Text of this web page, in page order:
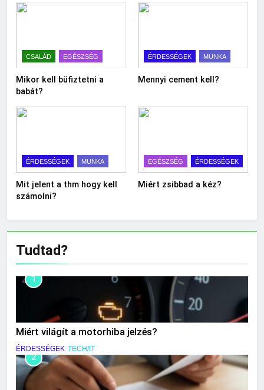
CSALÁD EGÉSZSÉG
Mikor kell büfiztetni a
babát?
ÉRDESSÉGEK MUNKA
Mennyi cement kell?
ÉRDESSÉGEK MUNKA
Mit jelent a thm hogy kell
számolni?
EGÉSZSÉG ÉRDESSÉGEK
Miért zsibbad a kéz?
Tudtad?
1
Miért világít a motorhiba jelzés?
ÉRDESSÉGEK TECH/IT
2